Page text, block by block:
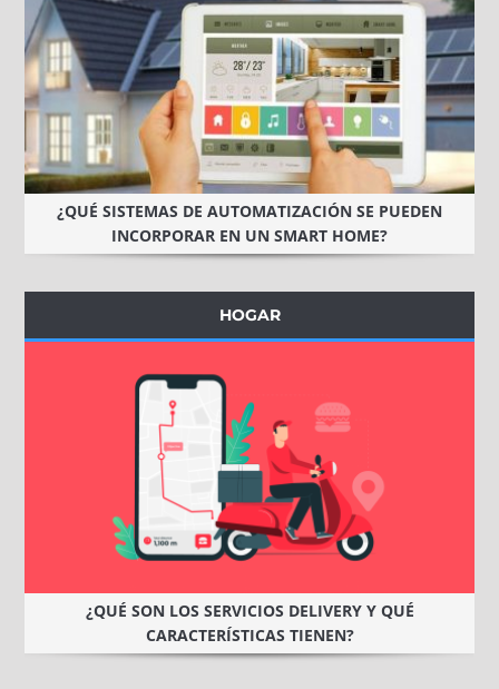
¿QUÉ SISTEMAS DE AUTOMATIZACIÓN SE PUEDEN
INCORPORAR EN UN SMART HOME?
HOGAR
¿QUÉ SON LOS SERVICIOS DELIVERY Y QUÉ
CARACTERÍSTICAS TIENEN?